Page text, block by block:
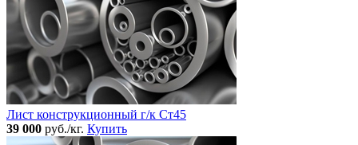
Лист конструкционный г/к Ст45
39 000 руб./кг. Купить